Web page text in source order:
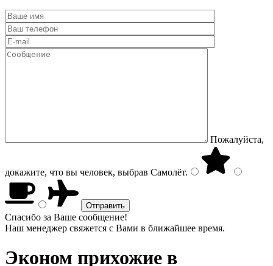
Пожалуйста,
докажите, что вы человек, выбрав Самолёт.
Спасибо за Ваше сообщение!
Наш менеджер свяжется с Вами в ближайшее время.
Эконом прихожие в